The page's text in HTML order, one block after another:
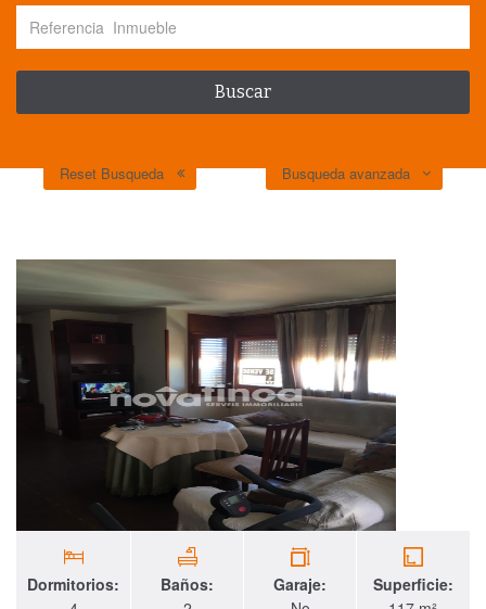
Busqueda avanzada
Reset Busqueda
Dormitorios:
Baños:
Garaje:
Superficie: